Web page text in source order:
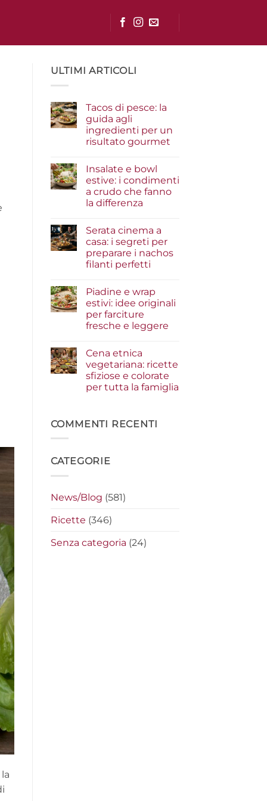
ULTIMI ARTICOLI
Tacos di pesce: la
guida agli
ingredienti per un
risultato gourmet
su
Tacos
di
pesce:
la
guida
per
un
risultato
gourmet
Insalate e bowl
estive: i condimenti
a crudo che fanno
la differenza
su
e
bowl
estive:
crudo
che
fanno
la
differenza
Serata cinema a
casa: i segreti per
preparare i nachos
filanti perfetti
su
Serata
cinema
a
casa:
preparare
i
nachos
filanti
perfetti
Piadine e wrap
estivi: idee originali
per farciture
fresche e leggere
su
e
wrap
estivi:
idee
fresche
e
Cena etnica
vegetariana: ricette
sfiziose e colorate
per tutta la famiglia
Cena
etnica
e
famiglia
COMMENTI RECENTI
CATEGORIE
News/Blog (581)
Ricette (346)
Senza categoria (24)